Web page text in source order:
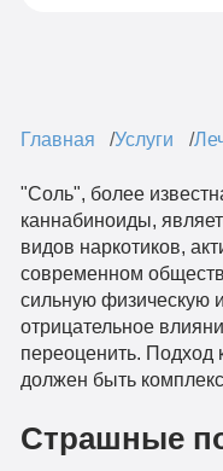
Главная Услуги
"Соль", более
каннабиноиды,
видов наркотиков,
современном
сильную физическую
отрицательное
переоценить. Подход
должен быть
Страшные